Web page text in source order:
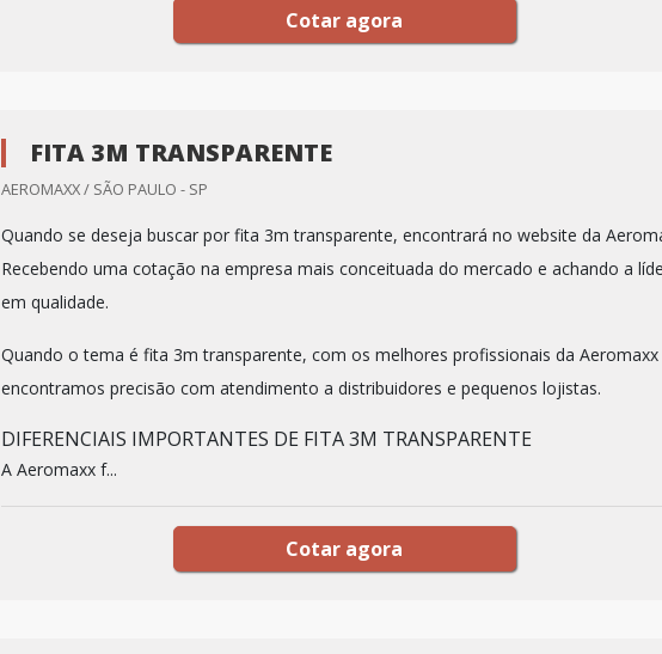
Cotar agora
FITA 3M TRANSPARENTE
AEROMAXX / SÃO PAULO - SP
Quando se deseja buscar por fita 3m transparente, encontrará no website da
Recebendo uma cotação na empresa mais conceituada do mercado e achando a
em qualidade.
Quando o tema é fita 3m transparente, com os melhores profissionais da Aeromaxx
encontramos precisão com atendimento a distribuidores e pequenos lojistas.
DIFERENCIAIS IMPORTANTES DE FITA 3M TRANSPARENTE
A Aeromaxx f...
Cotar agora